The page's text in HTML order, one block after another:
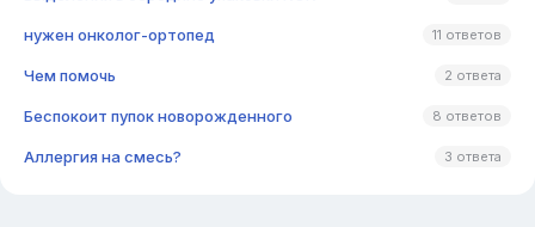
нужен онколог-ортопед 11 ответов
Чем помочь 2 ответа
Беспокоит пупок новорожденного 8 ответов
Аллергия на смесь? 3 ответа